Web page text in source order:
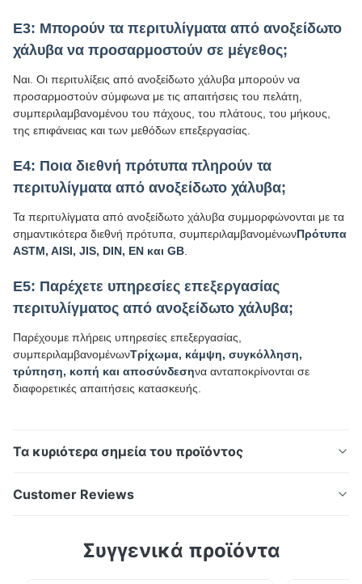
Ε3: Μπορούν τα περιτυλίγματα από ανοξείδωτο
χάλυβα να προσαρμοστούν σε μέγεθος;
Ναι. Οι περιτυλίξεις από ανοξείδωτο χάλυβα μπορούν να
προσαρμοστούν σύμφωνα με τις απαιτήσεις του πελάτη,
συμπεριλαμβανομένου του πάχους, του πλάτους, του μήκους,
της επιφάνειας και των μεθόδων επεξεργασίας.
Ε4: Ποια διεθνή πρότυπα πληρούν τα
περιτυλίγματα από ανοξείδωτο χάλυβα;
Τα περιτυλίγματα από ανοξείδωτο χάλυβα συμμορφώνονται με τα
σημαντικότερα διεθνή πρότυπα, συμπεριλαμβανομένωνΠρότυπα
ASTM, AISI, JIS, DIN, EN και GB
Ε5: Παρέχετε υπηρεσίες επεξεργασίας
περιτυλίγματος από ανοξείδωτο χάλυβα;
Παρέχουμε πλήρεις υπηρεσίες επεξεργασίας,
συμπεριλαμβανομένωνΤρίχωμα, κάμψη, συγκόλληση,
τρύπηση, κοπή και αποσύνδεσηνα ανταποκρίνονται σε
διαφορετικές απαιτήσεις κατασκευής.
Τα κυριότερα σημεία του προϊόντος
Κρύο έλασμα 300 σειράς ατσάλινου χαλκού 304L
και βιομηχανικές εφαρμογές Επισκόπηση του
Customer Reviews
Based on 50 reviews recently
Συγγενικά προϊόντα